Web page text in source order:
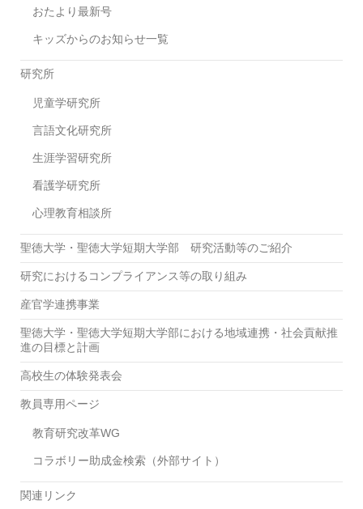
おたより最新号
キッズからのお知らせ一覧
研究所
児童学研究所
言語文化研究所
生涯学習研究所
看護学研究所
心理教育相談所
聖徳大学・聖徳大学短期大学部 研究活動等のご紹介
研究におけるコンプライアンス等の取り組み
産官学連携事業
聖徳大学・聖徳大学短期大学部における地域連携・社会貢献推
進の目標と計画
高校生の体験発表会
教員専用ページ
教育研究改革WG
コラボリー助成金検索（外部サイト）
関連リンク